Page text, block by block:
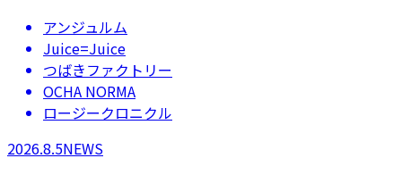
アンジュルム
Juice=Juice
つばきファクトリー
OCHA NORMA
ロージークロニクル
2026.8.5NEWS